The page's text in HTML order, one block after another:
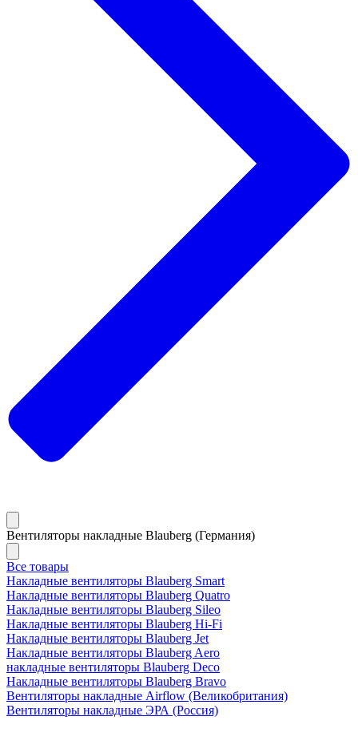
Вентиляторы накладные Blauberg (Германия)
Все товары
Накладные вентиляторы Blauberg Smart
Накладные вентиляторы Blauberg Quatro
Накладные вентиляторы Blauberg Sileo
Накладные вентиляторы Blauberg Hi-Fi
Накладные вентиляторы Blauberg Jet
Накладные вентиляторы Blauberg Aero
накладные вентиляторы Blauberg Deco
Накладные вентиляторы Blauberg Bravo
Вентиляторы накладные Airflow (Великобритания)
Вентиляторы накладные ЭРА (Россия)